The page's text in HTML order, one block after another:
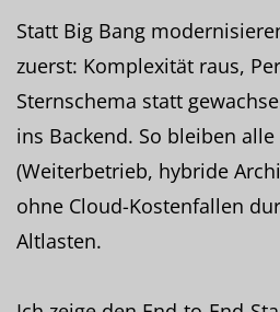
Statt Big Bang
zuerst: Komplexität raus,
Sternschema statt
ins Backend. So bleiben
(Weiterbetrieb, hybride
ohne Cloud-Kostenfallen
Altlasten.